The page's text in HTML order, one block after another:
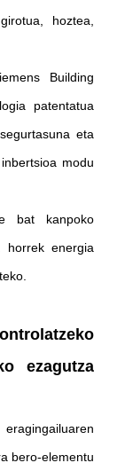
hoztea,
Building
patentatua
eta
modu
bat kanpoko
horrek energia
ezagutza
bero-elementu